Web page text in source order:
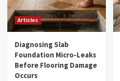
Articles
Diagnosing Slab
Foundation Micro-Leaks
Before Flooring Damage
Occurs